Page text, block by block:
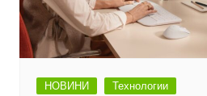
НОВИНИ Технологии